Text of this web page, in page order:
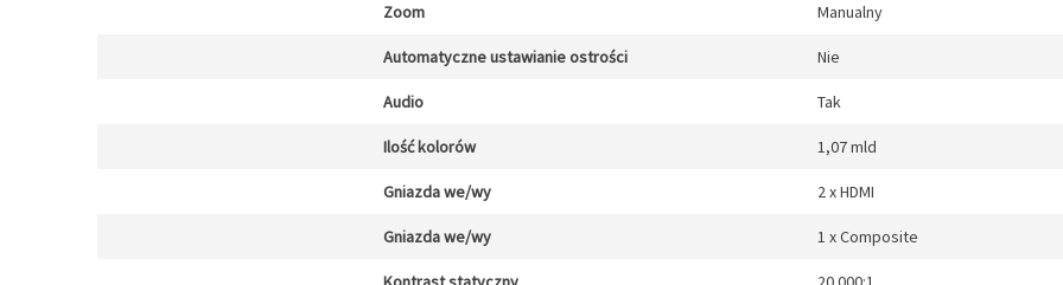
Zoom Manualny
Automatyczne ustawianie ostrości Nie
Audio Tak
Ilość kolorów 1,07 mld
Gniazda we/wy 2 x HDMI
Gniazda we/wy 1 x Composite